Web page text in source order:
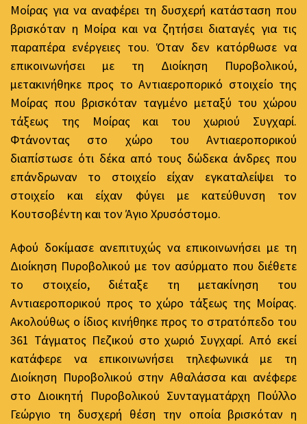
Μοίρας για να αναφέρει τη δυσχερή κατάσταση που
βρισκόταν η Μοίρα και να ζητήσει διαταγές για τις
παραπέρα ενέργειες του. Όταν δεν κατόρθωσε να
επικοινωνήσει με τη Διοίκηση Πυροβολικού,
μετακινήθηκε προς το Αντιαεροπορικό στοιχείο της
Μοίρας που βρισκόταν ταγμένο μεταξύ του χώρου
τάξεως της Μοίρας και του χωριού Συγχαρί.
Φτάνοντας στο χώρο του Αντιαεροπορικού
διαπίστωσε ότι δέκα από τους δώδεκα άνδρες που
επάνδρωναν το στοιχείο είχαν εγκαταλείψει το
στοιχείο και είχαν φύγει με κατεύθυνση τον
Κουτσοβέντη και τον Άγιο Χρυσόστομο.
Αφού δοκίμασε ανεπιτυχώς να επικοινωνήσει με τη
Διοίκηση Πυροβολικού με τον ασύρματο που διέθετε
το στοιχείο, διέταξε τη μετακίνηση του
Αντιαεροπορικού προς το χώρο τάξεως της Μοίρας.
Ακολούθως ο ίδιος κινήθηκε προς το στρατόπεδο του
361 Τάγματος Πεζικού στο χωριό Συγχαρί. Από εκεί
κατάφερε να επικοινωνήσει τηλεφωνικά με τη
Διοίκηση Πυροβολικού στην Αθαλάσσα και ανέφερε
στο Διοικητή Πυροβολικού Συνταγματάρχη Πούλλο
Γεώργιο τη δυσχερή θέση την οποία βρισκόταν η